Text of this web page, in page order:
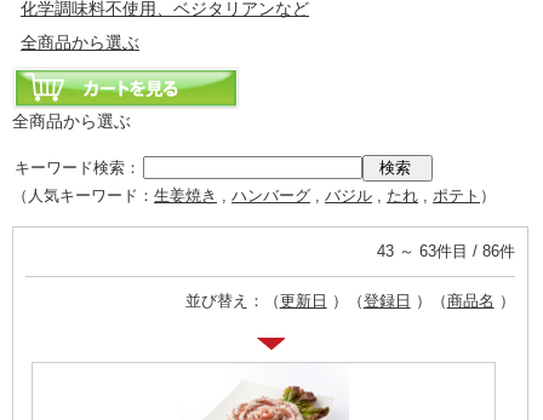
化学調味料不使用、ベジタリアンなど
全商品から選ぶ
全商品から選ぶ
キーワード検索：
（人気キーワード： 生姜焼き , ハンバーグ , バジル , たれ , ポテト ）
43 ～ 63件目 / 86件
並び替え：（更新日 ）（登録日 ）（商品名 ）